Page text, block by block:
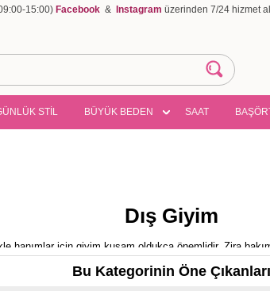
15:00) Facebook & Instagram üzerinden 7/24 hizmet
STİL BÜYÜK BEDEN SAAT
Dış Giyim
hanımlar için giyim kuşam oldukça önemlidir. Zira
uygun olarak giyinmesi çok önemlidir. Tesettürlü
nedenle tesettürlü hanımların sıklıkla rağbet gösterdiği
Bu Kategorinin Öne Çıkanları